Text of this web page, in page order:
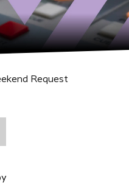
Request